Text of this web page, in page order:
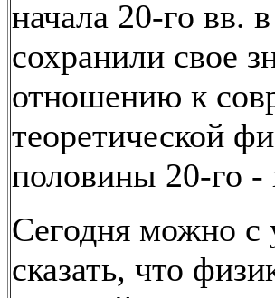
начала 20-го вв.
сохранили свое
отношению к
теоретической
половины 20-го -
Сегодня можно с
сказать, что